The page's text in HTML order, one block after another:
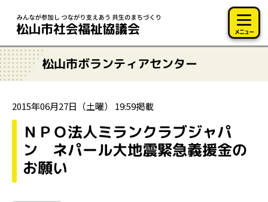
メニュー
松山市ボランティアセンター
2015年06月27日（土曜） 19:59掲載
ＮＰＯ法人ミランクラブジャパ
ン ネパール大地震緊急義援金の
お願い